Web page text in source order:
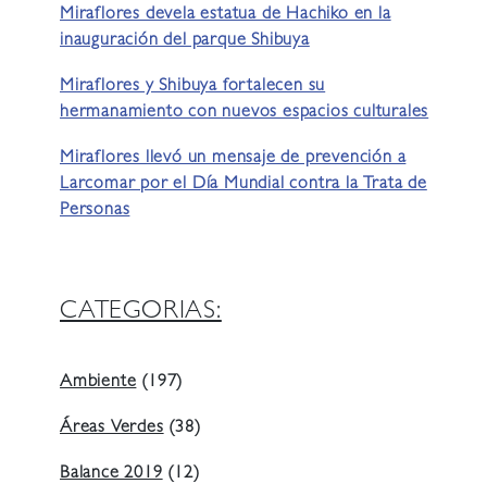
Miraflores devela estatua de Hachiko en la
inauguración del parque Shibuya
Miraflores y Shibuya fortalecen su
hermanamiento con nuevos espacios culturales
Miraflores llevó un mensaje de prevención a
Larcomar por el Día Mundial contra la Trata de
Personas
CATEGORIAS:
Ambiente (197)
Áreas Verdes (38)
Balance 2019 (12)